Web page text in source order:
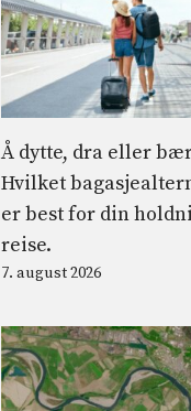
Å dytte, dra eller
Hvilket
er best for din
reise.
7. august 2026